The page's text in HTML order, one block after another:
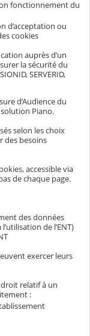
fonctionnement du
d’acceptation ou
cookies
auprès d’un
la sécurité du
SERVERID,
d’Audience du
Piano.
selon les choix
des besoins
accessible via
de chaque page.
des données
de l’ENT)
exercer leurs
relatif à un
: